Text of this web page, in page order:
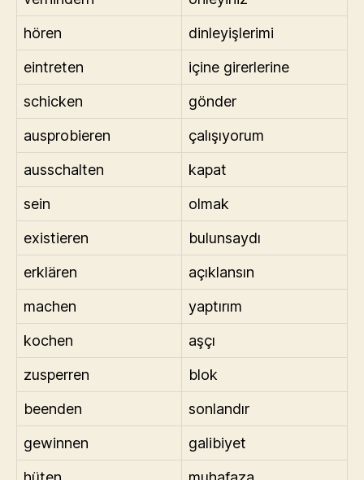
hören
dinleyişlerimi
eintreten
içine girerlerine
schicken
gönder
ausprobieren
çalışıyorum
ausschalten
kapat
sein
olmak
existieren
bulunsaydı
erklären
açıklansın
machen
yaptırım
kochen
aşçı
zusperren
blok
beenden
sonlandır
gewinnen
galibiyet